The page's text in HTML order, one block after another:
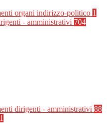
organi indirizzo-politico 1
- amministrativi 704
dirigenti - amministrativi 88
1